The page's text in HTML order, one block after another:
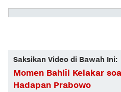
Saksikan Video di Bawah Ini:
Momen Bahlil Kelakar
Hadapan Prabowo